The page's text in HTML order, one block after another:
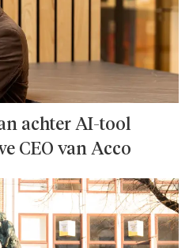
achter AI-tool
CEO van Acco